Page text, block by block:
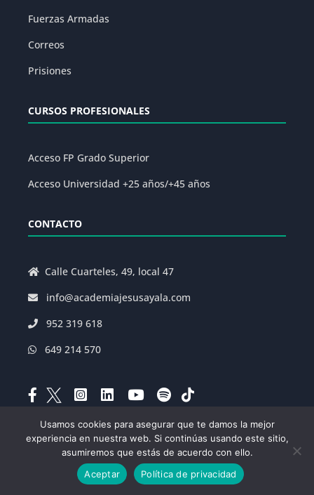
Fuerzas Armadas
Correos
Prisiones
CURSOS PROFESIONALES
Acceso FP Grado Superior
Acceso Universidad +25 años/+45 años
CONTACTO
Calle Cuarteles, 49, local 47
info@academiajesusayala.com
952 319 618
649 214 570
Aviso Legal|Política de Privacidad|
Condiciones Generales de la Matrícula|
625/2019
Usamos cookies para asegurar que te damos la mejor
experiencia en nuestra web. Si continúas usando este sitio,
asumiremos que estás de acuerdo con ello.
Aceptar
Política de privacidad